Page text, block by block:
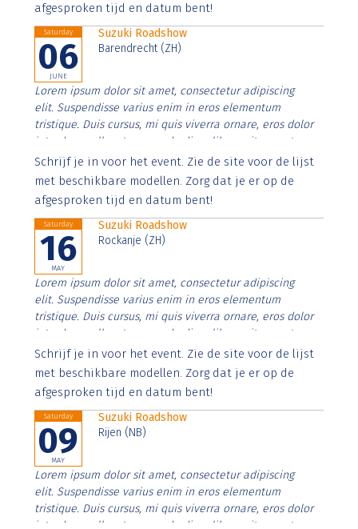
afgesproken tijd en datum bent!
Saturday
06
JUNE
Suzuki Roadshow
Barendrecht (ZH)
Lorem ipsum dolor sit amet, consectetur adipiscing
elit. Suspendisse varius enim in eros elementum
tristique. Duis cursus, mi quis viverra ornare, eros dolor
interdum nulla, ut commodo diam libero vitae erat.
Aenean faucibus nibh et justo cursus id rutrum lorem
imperdiet. Nunc ut sem vitae risus tristique posuere.
Schrijf je in voor het event. Zie de site voor de lijst
met beschikbare modellen. Zorg dat je er op de
afgesproken tijd en datum bent!
Saturday
16
MAY
Suzuki Roadshow
Rockanje (ZH)
Lorem ipsum dolor sit amet, consectetur adipiscing
elit. Suspendisse varius enim in eros elementum
tristique. Duis cursus, mi quis viverra ornare, eros dolor
interdum nulla, ut commodo diam libero vitae erat.
Aenean faucibus nibh et justo cursus id rutrum lorem
imperdiet. Nunc ut sem vitae risus tristique posuere.
Schrijf je in voor het event. Zie de site voor de lijst
met beschikbare modellen. Zorg dat je er op de
afgesproken tijd en datum bent!
Saturday
09
MAY
Suzuki Roadshow
Rijen (NB)
Lorem ipsum dolor sit amet, consectetur adipiscing
elit. Suspendisse varius enim in eros elementum
tristique. Duis cursus, mi quis viverra ornare, eros dolor
interdum nulla, ut commodo diam libero vitae erat.